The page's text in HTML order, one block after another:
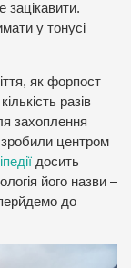
зацікавити.
у тонусі
як форпост
разів
захоплення
зробили центром
досить
його назви –
до